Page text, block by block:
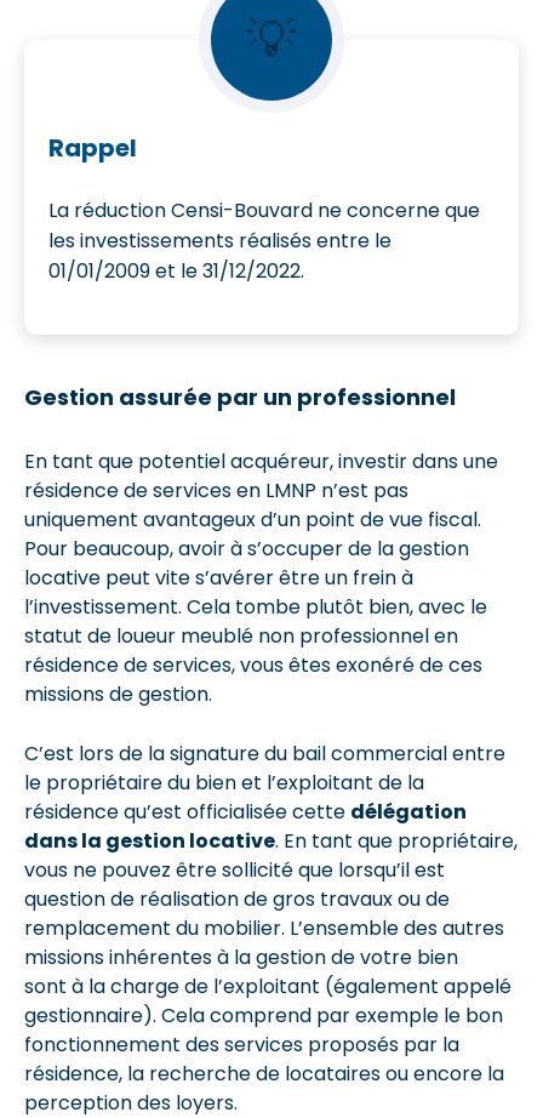
💡
Rappel
La réduction Censi-Bouvard ne concerne que
les investissements réalisés entre le
01/01/2009 et le 31/12/2022.
Gestion assurée par un professionnel
En tant que potentiel acquéreur, investir dans une
résidence de services en LMNP n’est pas
uniquement avantageux d’un point de vue fiscal.
Pour beaucoup, avoir à s’occuper de la gestion
locative peut vite s’avérer être un frein à
l’investissement. Cela tombe plutôt bien, avec le
statut de loueur meublé non professionnel en
résidence de services, vous êtes exonéré de ces
missions de gestion.
C’est lors de la signature du bail commercial entre
le propriétaire du bien et l’exploitant de la
résidence qu’est officialisée cette délégation
dans la gestion locative. En tant que propriétaire,
vous ne pouvez être sollicité que lorsqu’il est
question de réalisation de gros travaux ou de
remplacement du mobilier. L’ensemble des autres
missions inhérentes à la gestion de votre bien
sont à la charge de l’exploitant (également appelé
gestionnaire). Cela comprend par exemple le bon
fonctionnement des services proposés par la
résidence, la recherche de locataires ou encore la
perception des loyers.